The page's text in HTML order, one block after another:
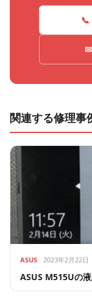
✉
関連する修理事
ASUS 2023年2月22日
ASUS M515Uの